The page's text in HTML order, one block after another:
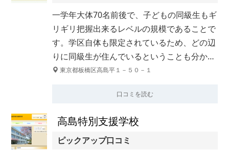
一学年大体70名前後で、子どもの同級生もギ
リギリ把握出来るレベルの規模であることで
す。学区自体も限定されているため、どの辺
りに同級生が住んでいるということも分か…
東京都板橋区高島平１－５０－１
口コミを読む
高島特別支援学校
ピックアップ口コミ